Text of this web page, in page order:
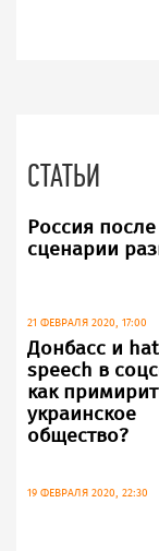
СТАТЬИ
Россия
сценарии
21 ФЕВРАЛЯ 2020, 17:00
Донбасс и
speech в
как
украинское
общество?
19 ФЕВРАЛЯ 2020, 22:30